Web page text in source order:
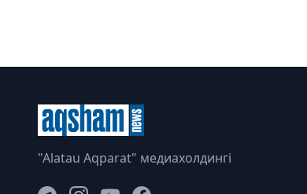
"Alatau Aqparat" медиахолдингі